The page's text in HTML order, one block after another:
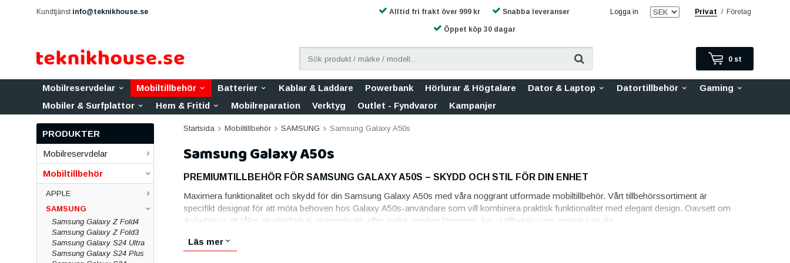
Kundtjänst info@teknikhouse.se Logga in Privat / Företag
Alltid fri frakt över 999 kr Snabba leveranser
Öppet köp 30 dagar
0 st
Mobilreservdelar Mobiltillbehör Batterier Kablar & Laddare Powerbank Hörlurar & Högtalare Dator & Laptop Datortillbehör
Gaming
Mobiler & Surfplattor
Hem & Fritid Mobilreparation Verktyg Outlet - Fyndvaror Kampanjer
PRODUKTER
Mobilreservdelar
Mobiltillbehör
APPLE
SAMSUNG
Samsung Galaxy Z Fold4
Samsung Galaxy Z Fold3
Samsung Galaxy S24 Ultra
Samsung Galaxy S24 Plus
Startsida Mobiltillbehör SAMSUNG Samsung Galaxy A50s
Samsung Galaxy A50s
PREMIUMTILLBEHÖR FÖR SAMSUNG GALAXY A50S – SKYDD OCH STIL FÖR DIN ENHET
Maximera funktionalitet och skydd för din Samsung Galaxy A50s med våra noggrant utformade mobiltillbehör. Vårt tillbehörssortiment är
specifikt designat för att möta behoven hos Galaxy A50s-användare som vill kombinera praktisk funktionalitet med elegant design. Oavsett om
du behöver ett tåligt skyddsfodral, skärmskydd, eller andra smidiga lösningar, har vi tillbehör som passar just dig.
SKRÄDDARSYDD PASSFORM
Läs mer